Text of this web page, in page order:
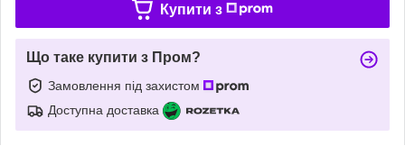
Купити з
Що таке купити з Пром?
Замовлення під захистом
Доступна доставка